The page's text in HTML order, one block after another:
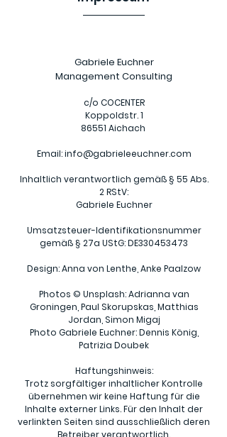
Gabriele Euchner
Management Consulting
c/o COCENTER
Koppoldstr. 1
86551 Aichach
Email:info@gabrieleeuchner.com
Inhaltlich verantwortlich gemäß § 55 Abs.
2 RStV:
Gabriele Euchner
Umsatzsteuer-Identifikationsnummer
gemäß § 27a UStG: DE330453473
Design: Anna von Lenthe, Anke Paalzow
Photos © Unsplash: Adrianna van
Groningen, Paul Skorupskas, Matthias
Jordan, Simon Migaj
Photo Gabriele Euchner: Dennis König,
Patrizia Doubek
Haftungshinweis:
Trotz sorgfältiger inhaltlicher Kontrolle
übernehmen wir keine Haftung für die
Inhalte externer Links. Für den Inhalt der
verlinkten Seiten sind ausschließlich deren
Betreiber verantwortlich.